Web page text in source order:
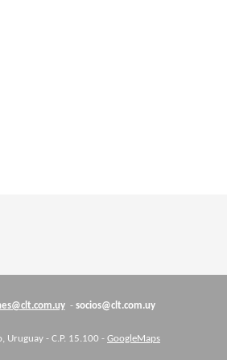
- socios@clt.com.uy
Uruguay - C.P. 15.100 - GoogleMaps